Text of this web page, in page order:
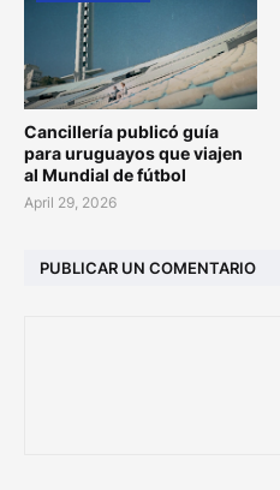
Cancillería publicó guía
para uruguayos que viajen
al Mundial de fútbol
April 29, 2026
PUBLICAR UN COMENTARIO